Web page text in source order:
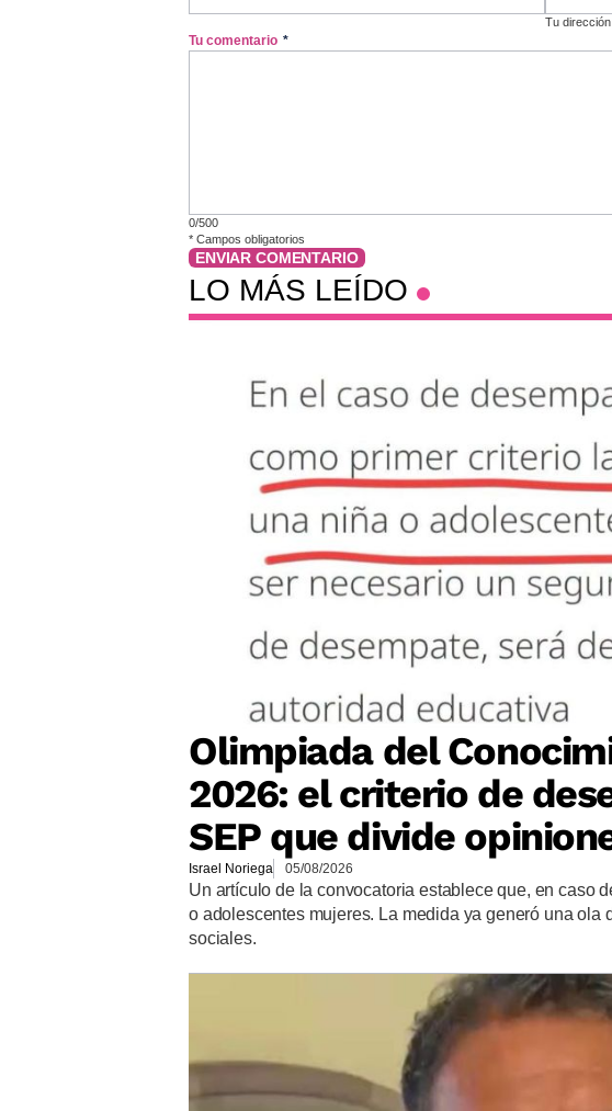
Tu
Tu comentario *
0/500
* Campos obligatorios
ENVIAR COMENTARIO
LO MÁS LEÍDO
Olimpiada del
2026: el criterio de
SEP que divide
Israel Noriega 05/08/2026
Un artículo de la convocatoria establece que, en caso
o adolescentes mujeres. La medida ya generó una ola
sociales.